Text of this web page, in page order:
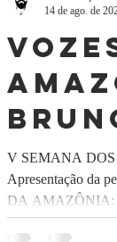
V SEMANA
Apresentação da
DA AMAZÔNIA:
14 de ago. de